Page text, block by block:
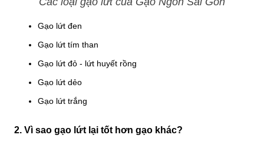
Gạo lứt đen
Gạo lứt tím than
Gạo lứt đỏ - lứt huyết rồng
Gạo lứt dẻo
Gạo lứt trắng
2. Vì sao gạo lứt lại tốt hơn gạo khác?